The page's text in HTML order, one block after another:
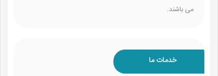
می‌ باشند.
خدمات ما